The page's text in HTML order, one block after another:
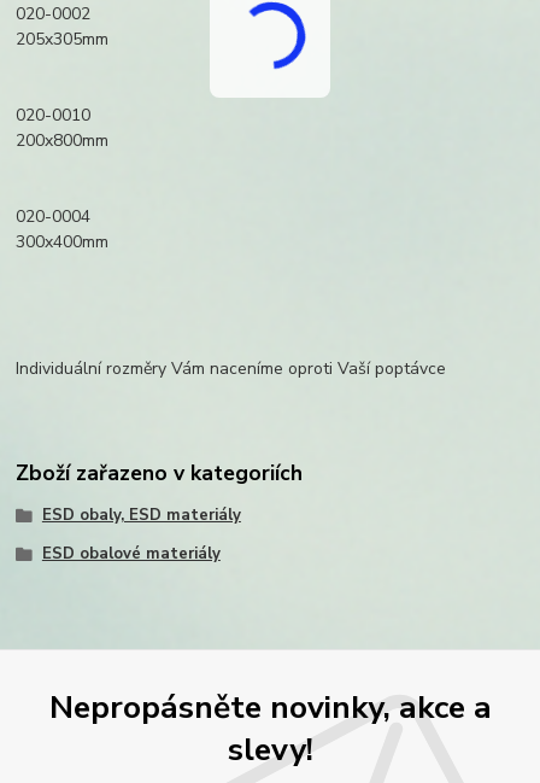
020-0002
205x305mm
020-0010
200x800mm
020-0004
300x400mm
Individuální rozměry Vám naceníme oproti Vaší poptávce
Zboží zařazeno v kategoriích
ESD obaly, ESD materiály
ESD obalové materiály
Nepropásněte novinky, akce a
slevy!